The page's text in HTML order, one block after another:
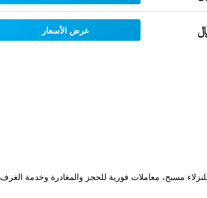
عرض الأسعار
هذا الفندق الحميم للنزلاء مسبح، معاملات فورية للحجز والمغادرة وخدمة الغرف